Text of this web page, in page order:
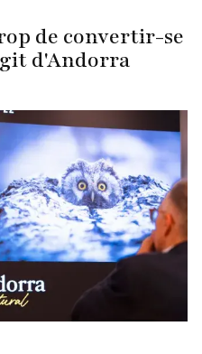
de convertir-se
d'Andorra